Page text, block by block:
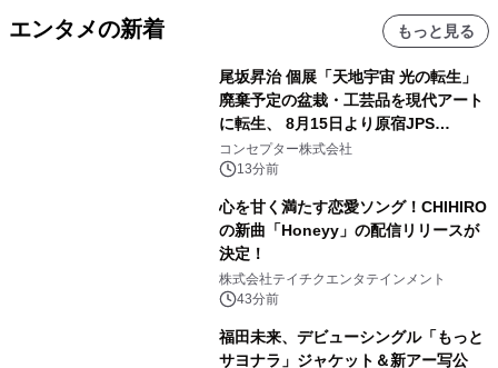
エンタメの新着 もっと見る
尾坂昇治 個展「天地宇宙 光の転生」
廃棄予定の盆栽・工芸品を現代アート
に転生、 8月15日より原宿JPS
Galleryにて約30点を展示
コンセプター株式会社
13分前
心を甘く満たす恋愛ソング！CHIHIRO
の新曲「Honeyy」の配信リリースが
決定！
株式会社テイチクエンタテインメント
43分前
福田未来、デビューシングル「もっと
サヨナラ」ジャケット＆新アー写公